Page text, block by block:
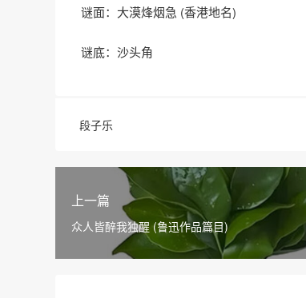
谜面：大漠烽烟急 (香港地名)
谜底：沙头角
段子乐
上一篇
众人皆醉我独醒 (鲁迅作品篇目)